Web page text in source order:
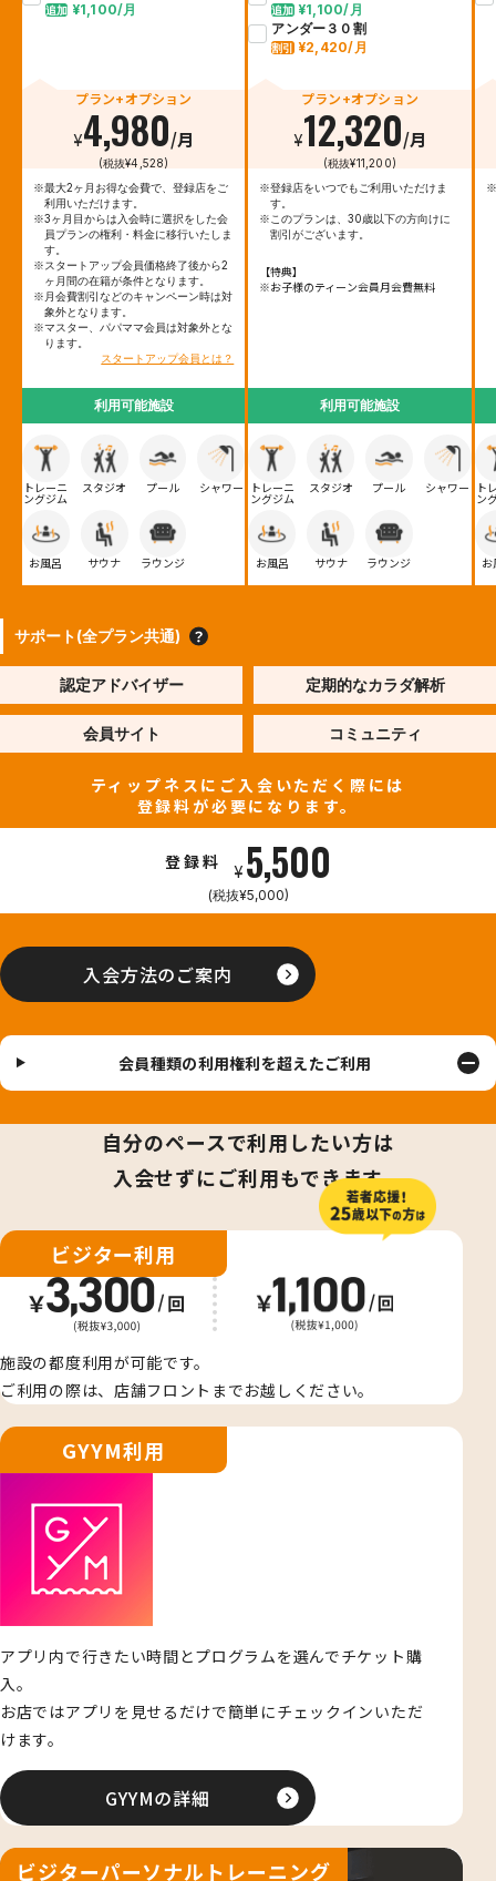
追加 ¥1,100/月
プラン+オプション
¥4,980/月
(税抜¥4,528)
※最大2ヶ月お得な会費で、登録店をご
利用いただけます。
※3ヶ月目からは入会時に選択をした会
員プランの権利・料金に移行いたしま
す。
※スタートアップ会員価格終了後から2
ヶ月間の在籍が条件となります。
※月会費割引などのキャンペーン時は対
象外となります。
※マスター、パパママ会員は対象外とな
ります。
スタートアップ会員とは？
利用可能施設
トレーニ
ングジム
スタジオ プール シャワー
お風呂 サウナ ラウンジ
追加¥1,100/月
アンダー３０割
割引¥2,420/月
プラン+オプション
¥12,320/月
(税抜¥11,200)
※登録店をいつでもご利用いただけま
す。
※このプランは、30歳以下の方向けに
割引がございます。
【特典】
※お子様のティーン会員月会費無料
利用可能施設
トレーニ
ングジム
スタジオ プール シャワー
お風呂 サウナ ラウンジ
※
ト
ン
お
サポート(全プラン共通)
認定アドバイザー 定期的なカラダ解析
会員サイト コミュニティ
ティップネスにご入会いただく際には
登録料が必要になります。
登録料 ¥5,500
(税抜¥5,000)
入会方法のご案内
会員種類の利用権利を超えたご利用
自分のペースで利用したい方は
入会せずにご利用もできます
ビジター利用
施設の都度利用が可能です。
ご利用の際は、店舗フロントまでお越しください。
GYYM利用
アプリ内で行きたい時間とプログラムを選んでチケット購
入。
お店ではアプリを見せるだけで簡単にチェックインいただ
けます。
GYYMの詳細
ビジターパーソナルトレーニング